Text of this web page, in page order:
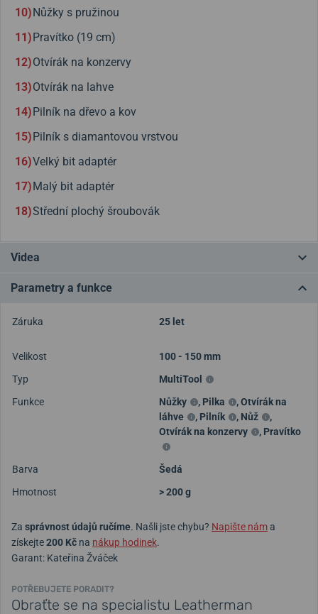
Nůžky s pružinou
Pravítko (19 cm)
Otvírák na konzervy
Otvírák na lahve
Pilník na dřevo a kov
Pilník s diamantovou vrstvou
Velký bit adaptér
Malý bit adaptér
Střední plochý šroubovák
Videa
Parametry a funkce
Záruka 25 let
Velikost
100 - 150 mm
Typ
MultiTool
Funkce
Nůžky , Pilka ,Otvírák na
láhve
, Pilník , Nůž
,
Otvírák na konzervy
, Pravítko
Barva
Šedá
Hmotnost
> 200 g
Za správnost údajů ručíme. Našli jste chybu? Napište náma
získejte200 Kč na nákup hodinek.
Garant: Kateřina Žváček
POTŘEBUJETE PORADIT?
Obraťte se na specialistu Leatherman